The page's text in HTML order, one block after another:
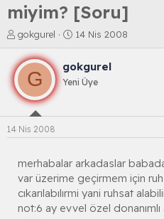
miyim? [Soru]
K
o
n
b
u
y
a
l
a
a
n
gokgurel
B
a
l
a
ç
a
h
i
14 Nis 2008
G
gokgurel
Yeni Üye
14 Nis 2008
merhabalar arkadaslar
var üzerime geçirmem için
cıkarılabılırmi yani ruhsat
not:6 ay evvel özel